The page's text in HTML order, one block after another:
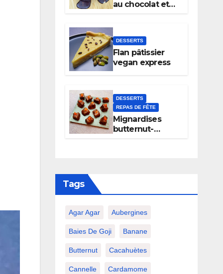
au chocolat et
DESSERTS
Flan pâtissier
vegan express
DESSERTS
REPAS DE FÊTE
Mignardises
butternut-
Tags
Agar Agar Aubergines
Baies De Goji Banane
Butternut Cacahuètes
Cannelle Cardamome